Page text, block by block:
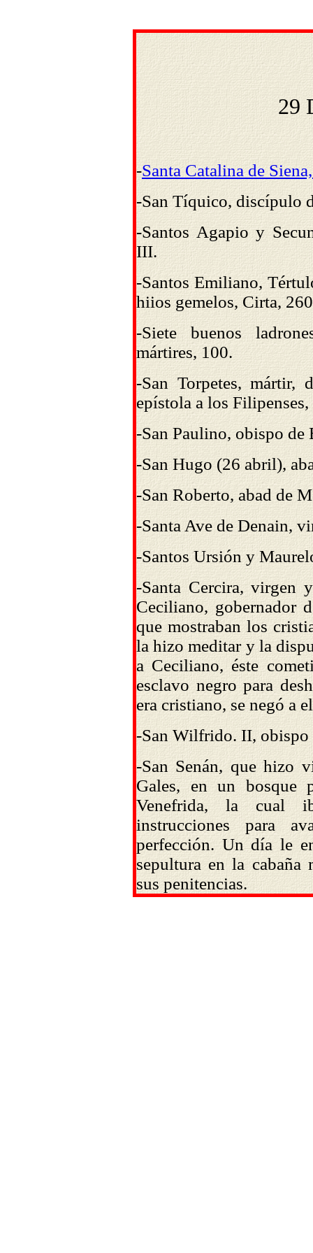
29
-Santa Catalina de
-San Tíquico, discípulo
-Santos Agapio y
III.
-Santos Emiliano,
hiios gemelos, Cirta,
-Siete buenos
mártires, 100.
-San Torpetes, mártir,
epístola a los Filipenses,
-San Paulino, obispo de
-San Hugo (26 abril),
-San Roberto, abad de
-Santa Ave de Denain,
-Santos Ursión y
-Santa Cercira, virgen
Ceciliano, gobernador
que mostraban los
la hizo meditar y la
a Ceciliano, éste
esclavo negro para
era cristiano, se negó a
-San Wilfrido. II, obispo
-San Senán, que hizo
Gales, en un bosque
Venefrida, la cual
instrucciones para
perfección. Un día le
sepultura en la cabaña
sus penitencias.